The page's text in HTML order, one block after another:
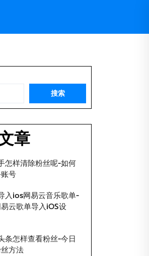
搜索
章
怎样清除粉丝呢-如何
号
入ios网易云音乐歌单-
云歌单导入iOS设
条怎样查看粉丝-今日
方法